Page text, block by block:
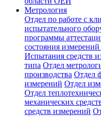
Метрология
Отдел по работе с
испытательного
программы
состояния
Испытания средств
типа Отдел
производства Отдел
измерений Отдел
Отдел
механических
средств измерений